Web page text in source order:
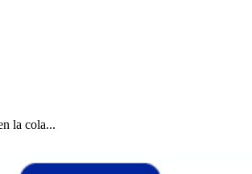
la cola...